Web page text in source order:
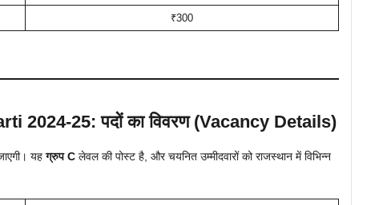
₹300
2024-25: पदों का विवरण (Vacancy Details)
यहग्रुप C लेवल की पोस्ट है, और चयनित उम्मीदवारों को राजस्थान में विभिन्न